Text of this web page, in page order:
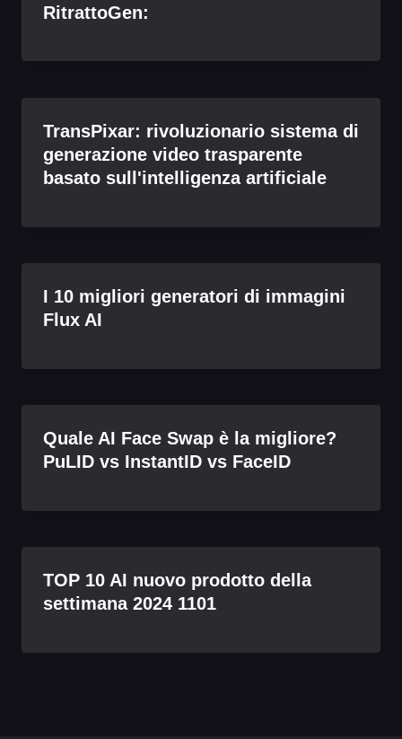
RitrattoGen:
TransPixar: rivoluzionario sistema di
generazione video trasparente
basato sull'intelligenza artificiale
I 10 migliori generatori di immagini
Flux AI
Quale AI Face Swap è la migliore?
PuLID vs InstantID vs FaceID
TOP 10 AI nuovo prodotto della
settimana 2024 1101